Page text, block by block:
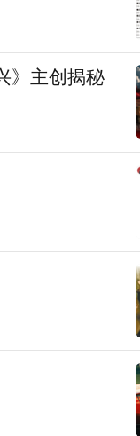
》主创揭秘